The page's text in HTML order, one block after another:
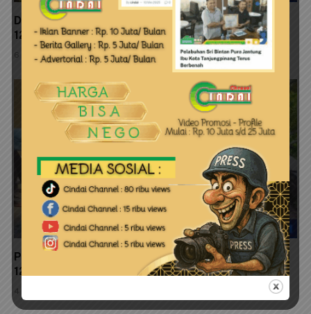
Dukung Kelestarian Lingkungan, Satgas TMMD Ke-
129 Bersihkan Lokasi Penanaman Mangrove
6 Agustus 2026
Progres 89 Persen, Pembangunan MCK TMMD Ke-
129 Segera Rampung
4 Agustus 2026